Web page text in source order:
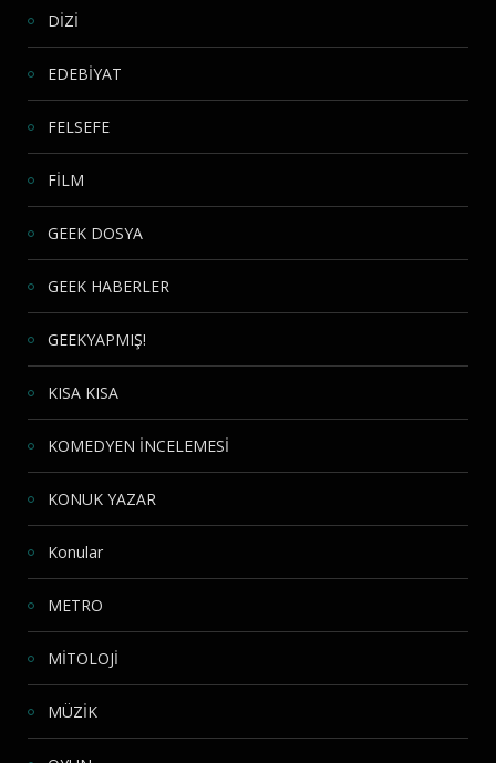
DİZİ
EDEBİYAT
FELSEFE
FİLM
GEEK DOSYA
GEEK HABERLER
GEEKYAPMIŞ!
KISA KISA
KOMEDYEN İNCELEMESİ
KONUK YAZAR
Konular
METRO
MİTOLOJİ
MÜZİK